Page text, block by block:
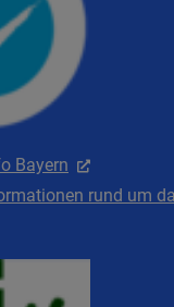
Bayern
rund um